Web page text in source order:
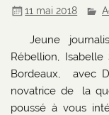
11 mai 2018
Jeune
Rébellion,
Bordeaux, avec
novatrice de la
poussé à vous